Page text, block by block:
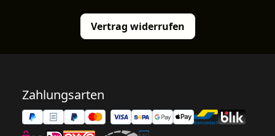
Vertrag widerrufen
Zahlungsarten